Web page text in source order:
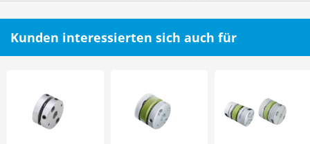
Kunden interessierten sich auch für